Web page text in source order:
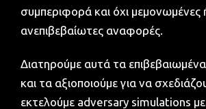
συμπεριφορά και όχι μεμονωμένες
ανεπιβεβαίωτες αναφορές.
Διατηρούμε αυτά τα
και τα αξιοποιούμε για να
εκτελούμε adversary simulations με